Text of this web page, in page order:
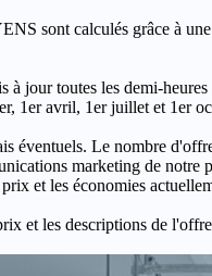
calculés grâce à une
toutes les demi-
1er avril, 1er juillet et 1er
éventuels. Le nombre
marketing de
et les économies
et les descriptions de